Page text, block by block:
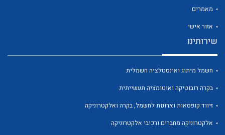
מאמרים
אזור אישי
שירותינו
חשמל מיתוג ואינסטלציה חשמלית
בקרה רובוטיקה ואוטומציה תעשייתית
זיווד קופסאות וארונות לחשמל, בקרה ואלקטרוניקה
אלקטרוניקה מחברים ורכיבי אלקטרוניקה